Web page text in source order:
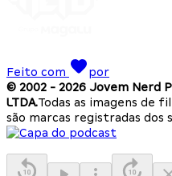
Feito com
por
© 2002 - 2026 Jovem Nerd
LTDA.Todas as imagens de
são marcas registradas